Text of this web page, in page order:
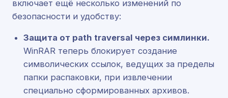
включает ещё несколько изменений по
безопасности и удобству:
Защита от path traversal через симлинки.
WinRAR теперь блокирует создание
символических ссылок, ведущих за пределы
папки распаковки, при извлечении
специально сформированных архивов.